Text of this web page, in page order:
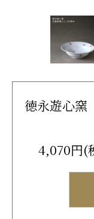
徳永遊心
4,070円(